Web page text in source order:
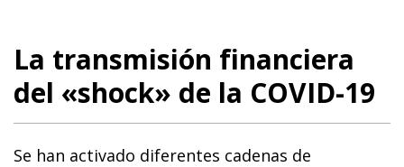
La transmisión financiera
del «shock» de la COVID-19
Se han activado diferentes cadenas de